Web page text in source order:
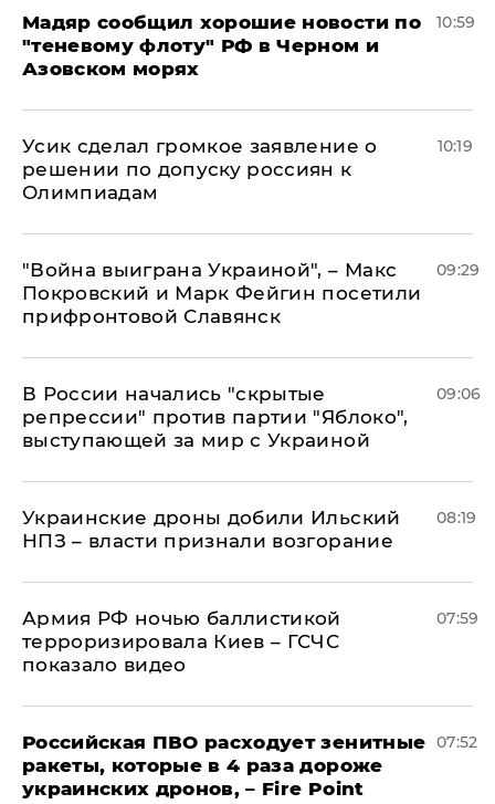
Мадяр сообщил хорошие новости по
"теневому флоту" РФ в Черном и
Азовском морях
10:59
Усик сделал громкое заявление о
решении по допуску россиян к
Олимпиадам
10:19
"Война выиграна Украиной", – Макс
Покровский и Марк Фейгин посетили
прифронтовой Славянск
09:29
В России начались "скрытые
репрессии" против партии "Яблоко",
выступающей за мир с Украиной
09:06
Украинские дроны добили Ильский
НПЗ – власти признали возгорание
08:19
Армия РФ ночью баллистикой
терроризировала Киев – ГСЧС
показало видео
07:59
Российская ПВО расходует зенитные
ракеты, которые в 4 раза дороже
украинских дронов, – Fire Point
07:52